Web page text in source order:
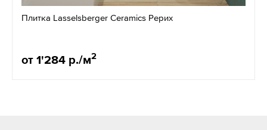
Плитка Lasselsberger Ceramics Рерих
от 1'284 р./м2